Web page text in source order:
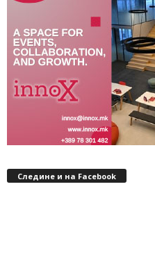
Следине и на Facebook